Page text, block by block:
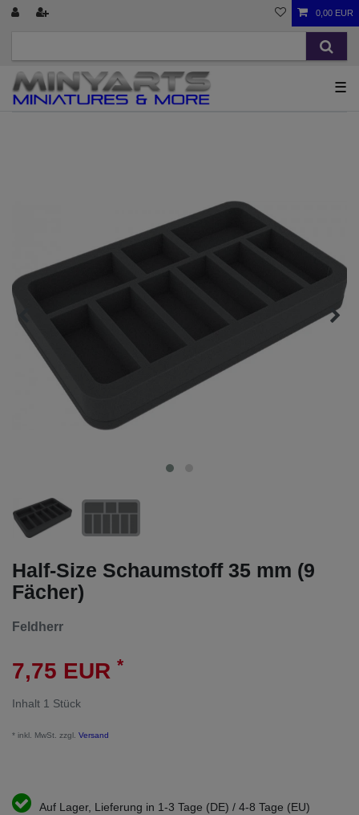
0,00 EUR
☰
Half-Size Schaumstoff 35 mm (9
Fächer)
Feldherr
7,75 EUR *
Inhalt 1 Stück
* inkl. MwSt. zzgl. Versand
Auf Lager, Lieferung in 1-3 Tage (DE) / 4-8 Tage (EU)